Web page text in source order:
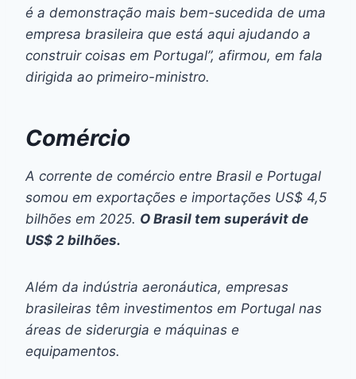
é a demonstração mais bem-sucedida de uma
empresa brasileira que está aqui ajudando a
construir coisas em Portugal”, afirmou, em fala
dirigida ao primeiro-ministro.
Comércio
A corrente de comércio entre Brasil e Portugal
somou em exportações e importações US$ 4,5
bilhões em 2025. O Brasil tem superávit de
US$ 2 bilhões.
Além da indústria aeronáutica, empresas
brasileiras têm investimentos em Portugal nas
áreas de siderurgia e máquinas e
equipamentos.